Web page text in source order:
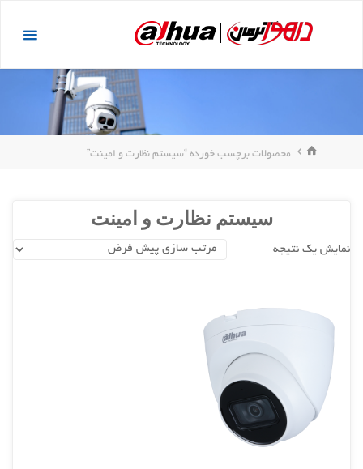
خانه محصولات برچسب خورده “سیستم نظارت و امینت”
سیستم نظارت و امینت
نمایش یک نتیجه